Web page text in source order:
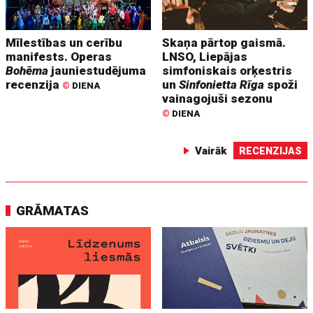
Mīlestības un cerību
manifests. Operas
Bohēma jauniestudējuma
recenzija © DIENA
Skaņa pārtop gaismā.
LNSO, Liepājas
simfoniskais orķestris
unSinfonietta Rīga spoži
vainagojuši sezonu
© DIENA
Vairāk RECENZIJAS
GRĀMATAS